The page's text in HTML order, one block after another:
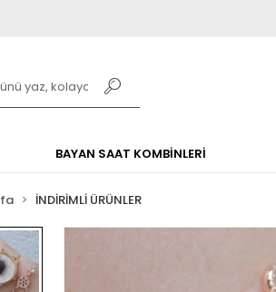
BAYAN SAAT KOMBİNLERİ
İNDİRİMLİ ÜRÜNLER